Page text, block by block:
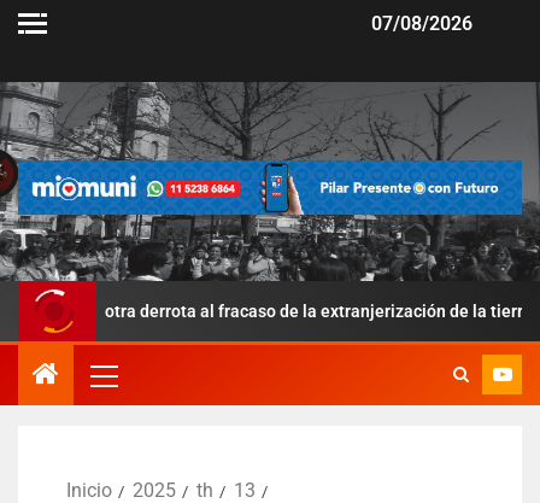
07/08/2026
derrota al fracaso de la extranjerización de la tierra
Inicio 2025 th
13